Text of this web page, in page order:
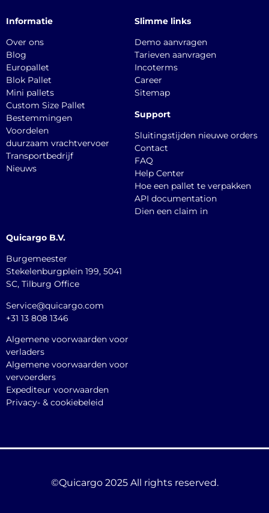
Informatie
Over ons
Blog
Europallet
Blok Pallet
Mini pallets
Custom Size Pallet
Bestemmingen
Voordelen
duurzaam vrachtvervoer
Transportbedrijf
Nieuws
Slimme links
Demo aanvragen
Tarieven aanvragen
Incoterms
Career
Sitemap
Support
Sluitingstijden nieuwe orders
Contact
FAQ
Help Center
Hoe een pallet te verpakken
API documentation
Dien een claim in
Quicargo B.V.
Burgemeester
Stekelenburgplein 199, 5041
SC, Tilburg Office
Service@quicargo.com
+31 13 808 1346
Algemene voorwaarden voor
verladers
Algemene voorwaarden voor
vervoerders
Expediteur voorwaarden
Privacy- & cookiebeleid
©Quicargo 2025 All rights reserved.